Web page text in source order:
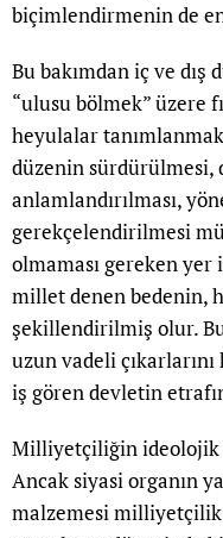
biçimlendirmenin de
Bu bakımdan iç ve
“ulusu bölmek” üzere
heyulalar
düzenin sürdürülmesi,
anlamlandırılması,
gerekçelendirilmesi
olmaması gereken yer
millet denen bedenin,
şekillendirilmiş olur.
uzun vadeli
iş gören devletin
Milliyetçiliğin ideolojik
Ancak siyasi organın
malzemesi